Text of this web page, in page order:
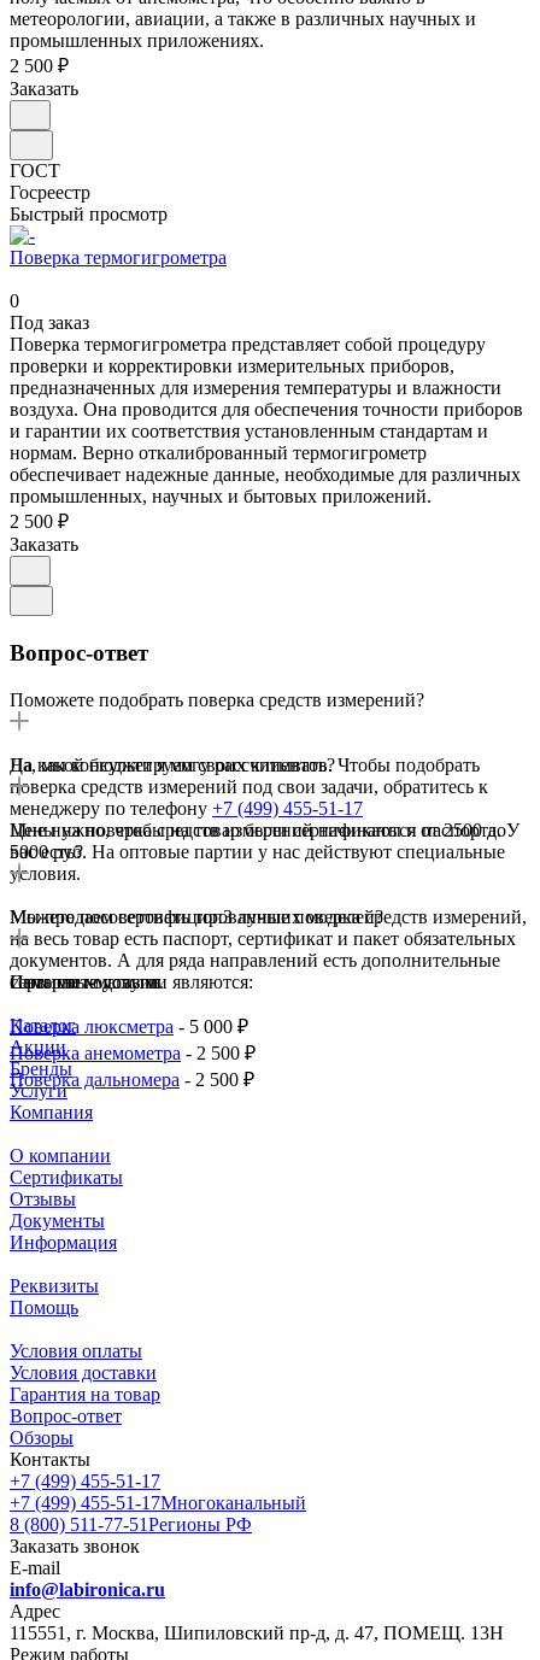
метеорологии, авиации, а также в различных научных и
промышленных приложениях.
2 500 ₽
Заказать
ГОСТ
Госреестр
Быстрый просмотр
Поверка термогигрометра
0
Под заказ
Поверка термогигрометра представляет собой процедуру
проверки и корректировки измерительных приборов,
предназначенных для измерения температуры и влажности
воздуха. Она проводится для обеспечения точности приборов
и гарантии их соответствия установленным стандартам и
нормам. Верно откалиброванный термогигрометр
обеспечивает надежные данные, необходимые для различных
промышленных, научных и бытовых приложений.
2 500 ₽
Заказать
Вопрос-ответ
Поможете подобрать поверка средств измерений?
Да, мы консультируем своих клиентов. Чтобы подобрать
поверка средств измерений под свои задачи, обратитесь к
менеджеру по телефону +7 (499) 455-51-17
На какой бюджет я могу рассчитывать?
Цены на поверка средств измерений начинаются от 2500 до
5000 руб. На оптовые партии у нас действуют специальные
условия.
Мне нужно, чтобы на товар были сертификаты и паспорта. У
вас есть?
Мы продаем сертифицированные поверка средств измерений,
на весь товар есть паспорт, сертификат и пакет обязательных
документов. А для ряда направлений есть дополнительные
сервисные услуги.
Можете посоветовать топ3 лучших моделей?
Самыми ходовыми являются:
Поверка люксметра - 5 000 ₽
Поверка анемометра - 2 500 ₽
Поверка дальномера - 2 500 ₽
Интернет-магазин
Каталог
Акции
Бренды
Услуги
Компания
О компании
Сертификаты
Отзывы
Документы
Информация
Реквизиты
Помощь
Условия оплаты
Условия доставки
Гарантия на товар
Вопрос-ответ
Обзоры
Контакты
+7 (499) 455-51-17
+7 (499) 455-51-17Многоканальный
8 (800) 511-77-51Регионы РФ
Заказать звонок
E-mail
info@labironica.ru
Адрес
115551, г. Москва, Шипиловский пр-д, д. 47, ПОМЕЩ. 13Н
Режим работы